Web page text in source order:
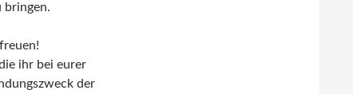
bringen.
ihr bei eurer
der